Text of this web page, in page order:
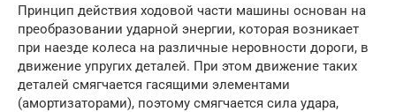
Принцип действия ходовой части машины основан на
преобразовании ударной энергии, которая возникает
при наезде колеса на различные неровности дороги, в
движение упругих деталей. При этом движение таких
деталей смягчается гасящими элементами
(амортизаторами), поэтому смягчается сила удара,